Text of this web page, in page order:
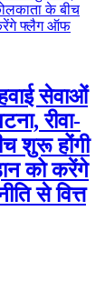
सेवाओं
रीवा-
शुरू होंगी
को करेंगे
से वित्त